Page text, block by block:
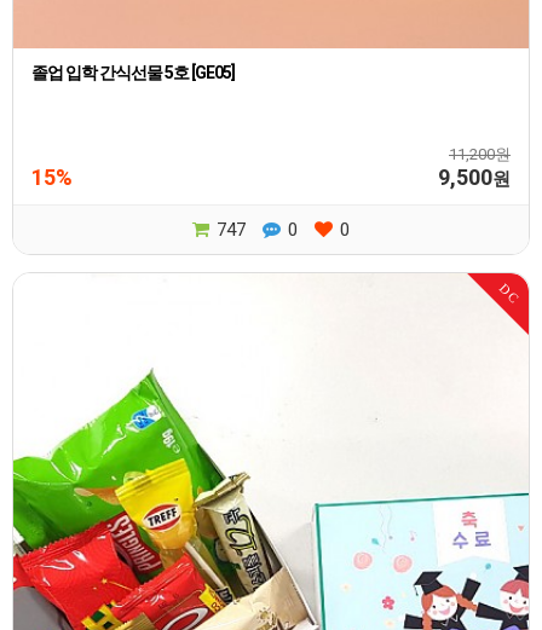
졸업 입학 간식선물 5호 [GE05]
11,200원
15% 9,500원
747 0 0
DC